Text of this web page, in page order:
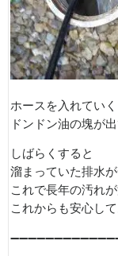
ホースを入れていく
ドンドン油の塊が
しばらくすると
溜まっていた排水
これで長年の汚れ
これからも安心し